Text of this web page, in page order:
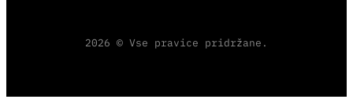
2026 © Vse pravice pridržane.